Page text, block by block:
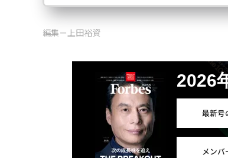
編集＝上田裕資
2026
最新号
メンバ